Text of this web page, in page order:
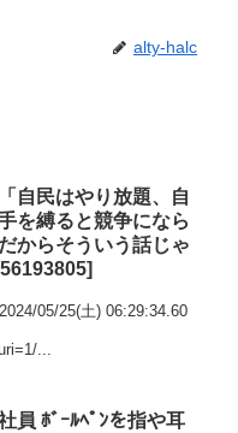
alty-halc
自民はやり放題、自
を縛ると競争になら
からそういう話じゃ
05/25(土) 06:29:34.60
...
員 ﾎﾞｰﾙﾍﾟﾝを指や耳